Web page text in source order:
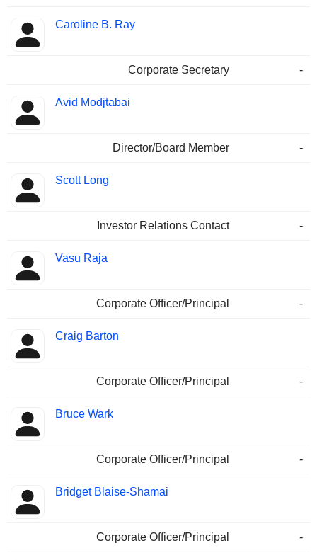
Caroline B. Ray
Corporate Secretary -
Avid Modjtabai
Director/Board Member -
Scott Long
Investor Relations Contact -
Vasu Raja
Corporate Officer/Principal -
Craig Barton
Corporate Officer/Principal -
Bruce Wark
Corporate Officer/Principal -
Bridget Blaise-Shamai
Corporate Officer/Principal -